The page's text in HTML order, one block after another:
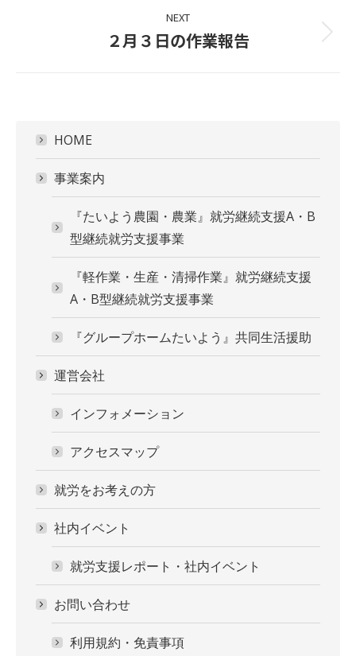
NEXT
Next
２月３日の作業報告
HOME
事業案内
『たいよう農園・農業』就労継続支援A・B
型継続就労支援事業
『軽作業・生産・清掃作業』就労継続支援
A・B型継続就労支援事業
『グループホームたいよう』共同生活援助
運営会社
インフォメーション
アクセスマップ
就労をお考えの方
社内イベント
就労支援レポート・社内イベント
お問い合わせ
利用規約・免責事項